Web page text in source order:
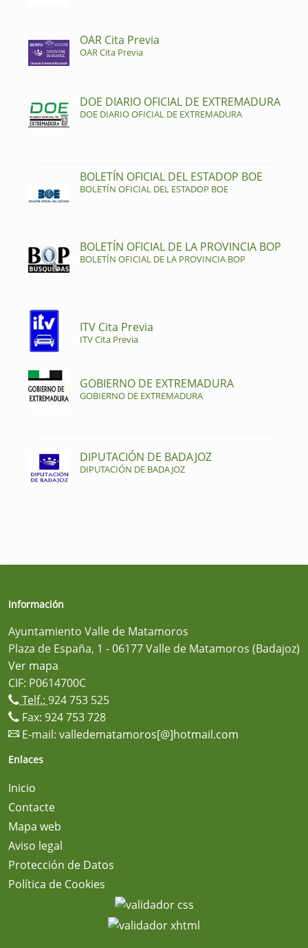
OAR Cita Previa
OAR Cita Previa
DOE DIARIO OFICIAL DE EXTREMADURA
DOE DIARIO OFICIAL DE EXTREMADURA
BOLETÍN OFICIAL DEL ESTADOP BOE
BOLETÍN OFICIAL DEL ESTADOP BOE
BOLETÍN OFICIAL DE LA PROVINCIA BOP
BOLETÍN OFICIAL DE LA PROVINCIA BOP
ITV Cita Previa
ITV Cita Previa
GOBIERNO DE EXTREMADURA
GOBIERNO DE EXTREMADURA
DIPUTACIÓN DE BADAJOZ
DIPUTACIÓN DE BADAJOZ
Información
Ayuntamiento Valle de Matamoros
Plaza de España, 1 - 06177 Valle de Matamoros (Badajoz)
Ver mapa
CIF: P0614700C
Telf.: 924 753 525
Fax: 924 753 728
E-mail: valledematamoros[@]hotmail.com
Enlaces
Inicio
Contacte
Mapa web
Aviso legal
Protección de Datos
Política de Cookies